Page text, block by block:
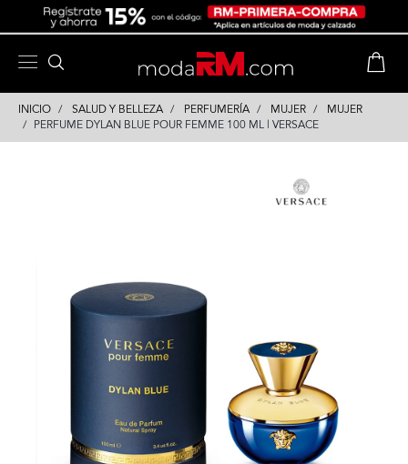
INICIO SALUD Y BELLEZA PERFUMERÍA MUJER
MUJER
PERFUME DYLAN BLUE POUR FEMME 100 ML | VERSACE